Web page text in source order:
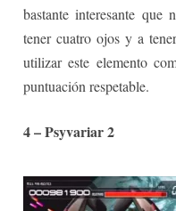
bastante interesante
tener cuatro ojos y a
utilizar este elemento
puntuación respetable.
4 – Psyvariar 2